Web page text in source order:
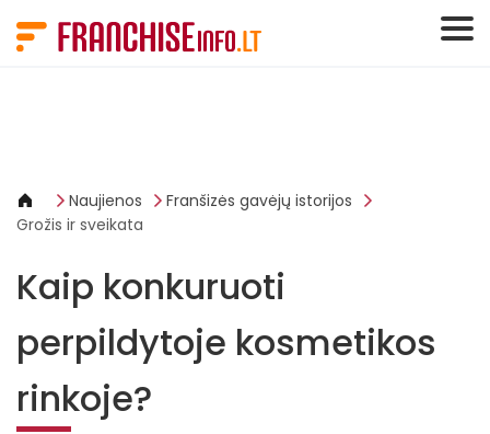
Naujienos
Franšizės gavėjų istorijos
Grožis ir sveikata
Kaip konkuruoti
perpildytoje kosmetikos
rinkoje?